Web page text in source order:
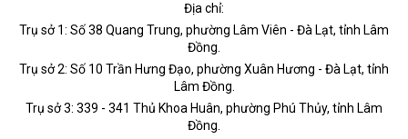
Địa chỉ:
Trụ sở 1: Số 38 Quang Trung, phường Lâm Viên - Đà Lạt, tỉnh Lâm
Đồng.
Trụ sở 2: Số 10 Trần Hưng Đạo, phường Xuân Hương - Đà Lạt, tỉnh
Lâm Đồng.
Trụ sở 3: 339 - 341 Thủ Khoa Huân, phường Phú Thủy, tỉnh Lâm
Đồng.